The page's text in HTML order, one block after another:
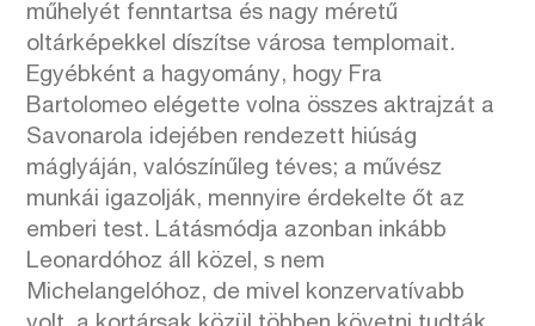
műhelyét fenntartsa és nagy méretű
oltárképekkel díszítse városa templomait.
Egyébként a hagyomány, hogy Fra
Bartolomeo elégette volna összes aktrajzát a
Savonarola idejében rendezett hiúság
máglyáján, valószínűleg téves; a művész
munkái igazolják, mennyire érdekelte őt az
emberi test. Látásmódja azonban inkább
Leonardóhoz áll közel, s nem
Michelangelóhoz, de mivel konzervatívabb